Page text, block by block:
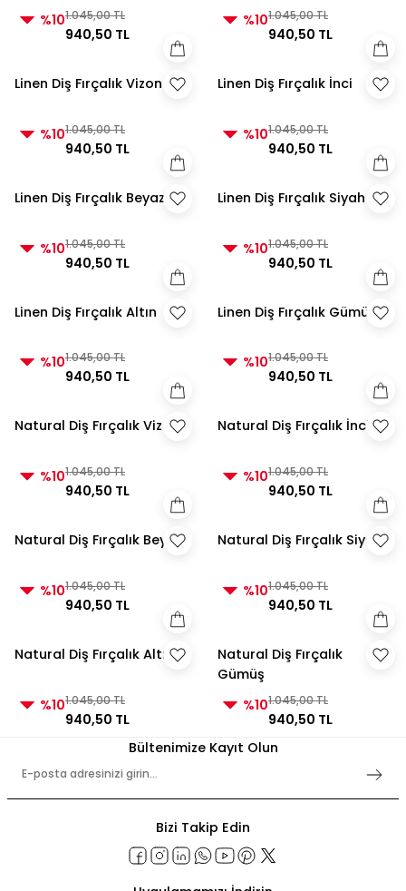
%101.045,00 TL
940,50 TL
%101.045,00 TL
940,50 TL
Linen Diş Fırçalık Vizon
%101.045,00 TL
940,50 TL
Linen Diş Fırçalık İnci
%101.045,00 TL
940,50 TL
Linen Diş Fırçalık Beyaz
%101.045,00 TL
940,50 TL
Linen Diş Fırçalık Siyah
%101.045,00 TL
940,50 TL
Linen Diş Fırçalık Altın
%101.045,00 TL
940,50 TL
Linen Diş Fırçalık Gümüş
%101.045,00 TL
940,50 TL
Natural Diş Fırçalık Vizon
%101.045,00 TL
940,50 TL
Natural Diş Fırçalık İnci
%101.045,00 TL
940,50 TL
Natural Diş Fırçalık Beyaz
%101.045,00 TL
940,50 TL
Natural Diş Fırçalık Siyah
%101.045,00 TL
940,50 TL
Natural Diş Fırçalık Altın
%101.045,00 TL
940,50 TL
Natural Diş Fırçalık
Gümüş
%101.045,00 TL
940,50 TL
Bültenimize Kayıt Olun
Bizi Takip Edin